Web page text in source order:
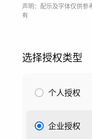
声明：配乐及字体仅供参
有
选择授权类型
个人授权
企业授权